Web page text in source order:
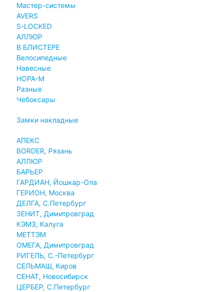
Мастер-системы
AVERS
S-LOCKED
АЛЛЮР
В БЛИСТЕРЕ
Велосипедные
Навесные
НОРА-М
Разные
Чебоксары
Замки накладные
АПЕКС
BORDER, Рязань
АЛЛЮР
БАРЬЕР
ГАРДИАН, Йошкар-Ола
ГЕРИОН, Москва
ДЕЛГА, С.Петербург
ЗЕНИТ, Димитровград
КЭМЗ, Калуга
МЕТТЭМ
ОМЕГА, Димитровград
РИГЕЛЬ, С.-Петербург
СЕЛЬМАШ, Киров
СЕНАТ, Новосибирск
ЦЕРБЕР, С.Петербург